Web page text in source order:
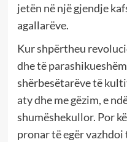
jetën në një gjendje
agallarëve.
Kur shpërtheu
dhe të
shërbesëtarëve të
aty dhe me gëzim, e
shumëshekullor. Por
pronar të egër